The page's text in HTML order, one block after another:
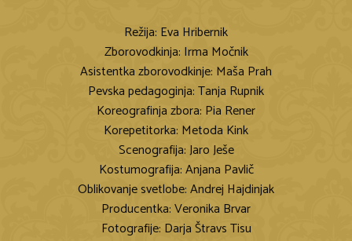
Režija: Eva Hribernik
Zborovodkinja: Irma Močnik
Asistentka zborovodkinje: Maša Prah
Pevska pedagoginja: Tanja Rupnik
Koreografinja zbora: Pia Rener
Korepetitorka: Metoda Kink
Scenografija: Jaro Ješe
Kostumografija: Anjana Pavlič
Oblikovanje svetlobe: Andrej Hajdinjak
Producentka: Veronika Brvar
Fotografije: Darja Štravs Tisu